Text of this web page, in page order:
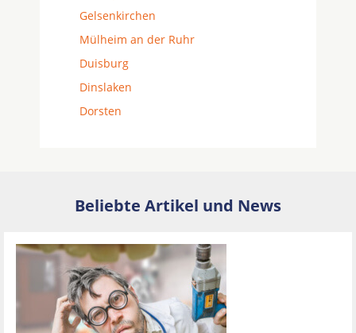
Gelsenkirchen
Mülheim an der Ruhr
Duisburg
Dinslaken
Dorsten
Beliebte Artikel und News